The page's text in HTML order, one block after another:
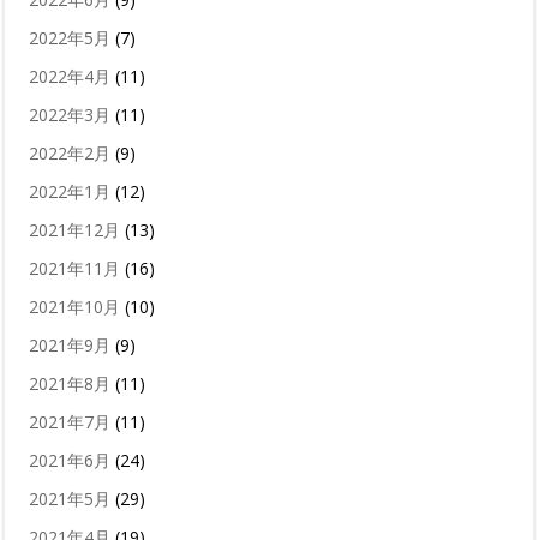
2022年5月 (7)
2022年4月 (11)
2022年3月 (11)
2022年2月 (9)
2022年1月 (12)
2021年12月 (13)
2021年11月 (16)
2021年10月 (10)
2021年9月 (9)
2021年8月 (11)
2021年7月 (11)
2021年6月 (24)
2021年5月 (29)